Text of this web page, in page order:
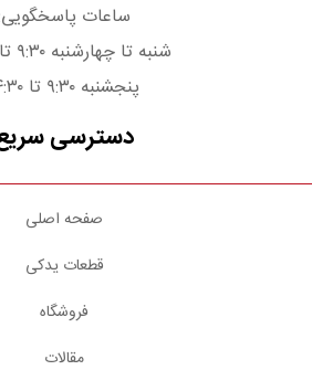
ساعات
شنبه تا چهارشنبه ۹:۳۰ تا ۱۸:۳۰
پنجشنبه ۹:۳۰ تا ۱۴:۳۰
دسترسی
صفحه اصلی
قطعات یدکی
فروشگاه
مقالات